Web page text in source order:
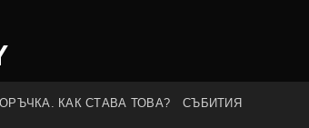
КАК СТАВА ТОВА? СЪБИТИЯ